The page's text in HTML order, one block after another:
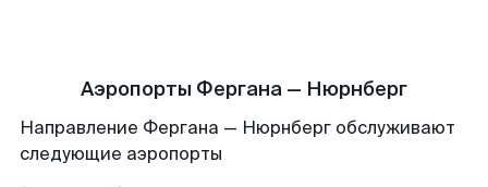
Аэропорты Фергана — Нюрнберг
Направление Фергана — Нюрнберг обслуживают
следующие аэропорты